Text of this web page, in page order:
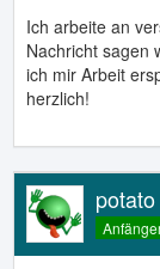
Ich arbeite an
Nachricht sagen
ich mir Arbeit
herzlich!
potato